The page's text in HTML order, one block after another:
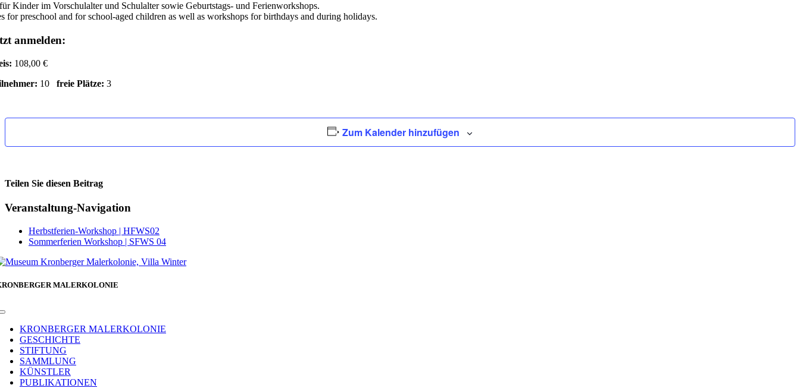
Kinder im Vorschulalter und Schulalter sowie Geburtstags- und Ferienworkshops.
for preschool and for school-aged children as well as workshops for birthdays and during holidays.
anmelden:
108,00 €
10freie Plätze: 3
Zum Kalender hinzufügen
Teilen Sie diesen Beitrag
Facebook
Veranstaltung-Navigation
Herbstferien-Workshop | HFWS02
Sommerferien Workshop | SFWS 04
MALERKOLONIE
Toggle
NavigationKRONBERGER MALERKOLONIE
GESCHICHTE
STIFTUNG
SAMMLUNG
KÜNSTLER
PUBLIKATIONEN